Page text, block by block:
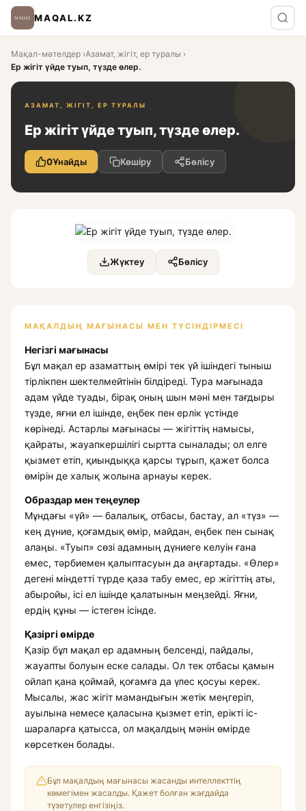
MAQAL.KZ
Мақал-мәтелдер ›Азамат, жігіт, ер туралы ›
Ер жігіт үйде туып, түзде өлер.
АЗАМАТ, ЖІГІТ, ЕР ТУРАЛЫ
Ер жігіт үйде туып, түзде өлер.
0Ұнайды Көшіру Бөлісу
Жүктеу Бөлісу
МАҚАЛДЫҢ МАҒЫНАСЫ МЕН ТҮСІНДІРМЕСІ
Негізгі мағынасы
Бұл мақал ер азаматтың өмірі тек үй ішіндегі тыныш
тірлікпен шектелмейтінін білдіреді. Тура мағынада
адам үйде туады, бірақ оның шын мәні мен тағдыры
түзде, яғни ел ішінде, еңбек пен ерлік үстінде
көрінеді. Астарлы мағынасы — жігіттің намысы,
қайраты, жауапкершілігі сыртта сыналады; ол елге
қызмет етіп, қиындыққа қарсы тұрып, қажет болса
өмірін де халық жолына арнауы керек.
Образдар мен теңеулер
Мұндағы «үй» — балалық, отбасы, бастау, ал «түз» —
кең дүние, қоғамдық өмір, майдан, еңбек пен сынақ
алаңы. «Туып» сөзі адамның дүниеге келуін ғана
емес, тәрбиемен қалыптасуын да аңғартады. «Өлер»
дегені міндетті түрде қаза табу емес, ер жігіттің аты,
абыройы, ісі ел ішінде қалатынын меңзейді. Яғни,
ердің құны — істеген ісінде.
Қазіргі өмірде
Қазір бұл мақал ер адамның белсенді, пайдалы,
жауапты болуын еске салады. Ол тек отбасы қамын
ойлап қана қоймай, қоғамға да үлес қосуы керек.
Мысалы, жас жігіт мамандығын жетік меңгеріп,
ауылына немесе қаласына қызмет етіп, ерікті іс-
шараларға қатысса, ол мақалдың мәнін өмірде
көрсеткен болады.
Бұл мақалдың мағынасы жасанды интеллекттің
көмегімен жасалды. Қажет болған жағдайда
түзетулер енгізіңіз.